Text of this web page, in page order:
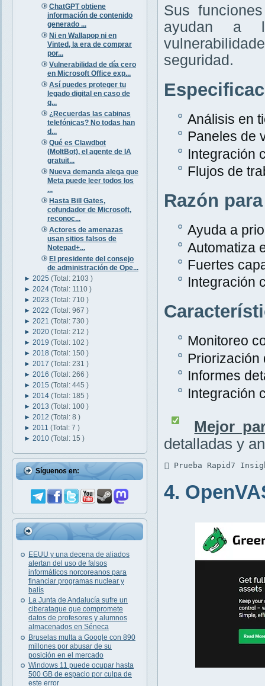
ChatGPT obtiene
información de contenido
generado ...
Ni en Wallapop ni en
Vinted, la era de comprar
por...
Vulnerabilidad de día cero
en Microsoft Office exp...
Así puedes proteger tu
legado digital en caso de
q...
¿Recuerdas las cabinas
telefónicas? No todas han
d...
Qué es Clawdbot
(MoltBot), el agente de IA
gratuit...
Nueva demanda alega que
Meta puede leer todos los
...
Hasta Bill Gates,
cofundador de Microsoft,
reconoc...
Actores de amenazas
usan sitios falsos de
Notepad+...
El presidente del consejo
de administración de Ope...
► 2025 (Total: 2103 )
► 2024 (Total: 1110 )
► 2023 (Total: 710 )
► 2022 (Total: 967 )
► 2021 (Total: 730 )
► 2020 (Total: 212 )
► 2019 (Total: 102 )
► 2018 (Total: 150 )
► 2017 (Total: 231 )
► 2016 (Total: 266 )
► 2015 (Total: 445 )
► 2014 (Total: 185 )
► 2013 (Total: 100 )
► 2012 (Total: 8 )
► 2011 (Total: 7 )
► 2010 (Total: 15 )
Síguenos en:
EEUU y una decena de aliados
alertan del uso de falsos
informáticos norcoreanos para
financiar programas nuclear y
balís
La Junta de Andalucía sufre un
ciberataque que compromete
datos de profesores y alumnos
almacenados en Séneca
Bruselas multa a Google con 890
millones por abusar de su
posición en el mercado
Windows 11 puede ocupar hasta
500 GB de espacio por culpa de
este error
Sus
ayudan a
seguridad.
Análisis en
Paneles de
Integración
Flujos de
Razón
Ayuda a
Automatiza
Fuertes
Integración
Monitoreo
Priorización
Informes
Integración
Mejor
detalladas y
 Prueba Rapid7
4.